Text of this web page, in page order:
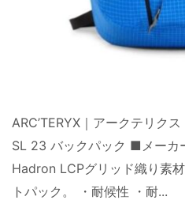
ARC’TERYX｜アークテリク
SL 23 バックパック ■メーカ
Hadron LCPグリッド織り素
トパック。 ・耐候性 ・耐...